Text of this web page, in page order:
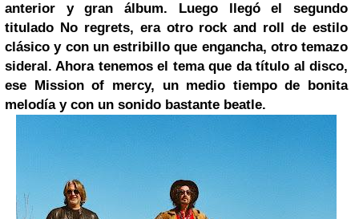
anterior y gran álbum. Luego llegó el segundo
titulado No regrets, era otro rock and roll de estilo
clásico y con un estribillo que engancha, otro temazo
sideral. Ahora tenemos el tema que da título al disco,
ese Mission of mercy, un medio tiempo de bonita
melodía y con un sonido bastante beatle.